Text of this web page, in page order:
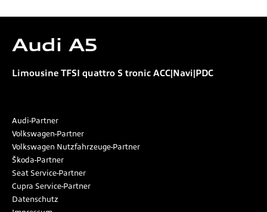
Audi A5
Limousine TFSI quattro S tronic ACC|Navi|PDC
Audi-Partner
Volkswagen-Partner
Volkswagen Nutzfahrzeuge-Partner
Škoda-Partner
Seat Service-Partner
Cupra Service-Partner
Datenschutz